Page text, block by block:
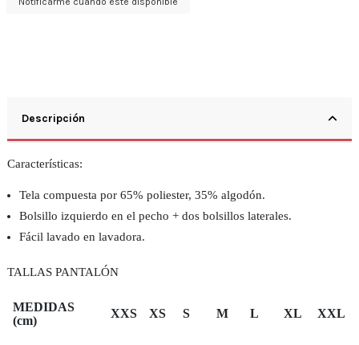
Descripción
Características:
Tela compuesta por 65% poliester, 35% algodón.
Bolsillo izquierdo en el pecho + dos bolsillos laterales.
Fácil lavado en lavadora.
TALLAS PANTALÓN
MEDIDAS
(cm)
XXS XS S M L XL XXL